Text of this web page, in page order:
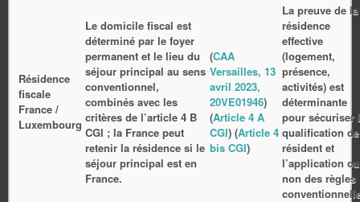
Résidence
fiscale
France /
Luxembourg
Le domicile fiscal est
déterminé par le foyer
permanent et le lieu du
séjour principal au sens
conventionnel,
combinés avec les
critères de l’article 4 B
CGI ; la France peut
retenir la résidence si le
séjour principal est en
France.
(CAA
Versailles, 13
avril 2023,
20VE01946)
(Article 4 A
CGI) (Article 4
bis CGI)
La preuve de la
résidence
effective
(logement,
présence,
activités) est
déterminante
pour sécuriser
qualification de
résident et
l’application ou
non des règles